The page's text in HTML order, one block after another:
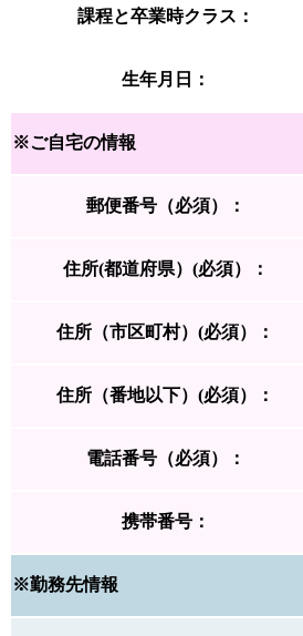
課程と卒業時クラス：
生年月日：
※ご自宅の情報
郵便番号（必須）：
住所(都道府県）(必須）：
住所（市区町村）(必須）：
住所（番地以下）(必須）：
電話番号（必須）：
携帯番号：
※勤務先情報